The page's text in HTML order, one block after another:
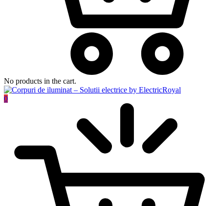
No products in the cart.
0